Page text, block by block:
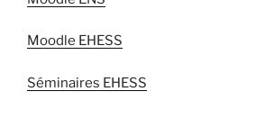
Moodle EHESS
Séminaires EHESS